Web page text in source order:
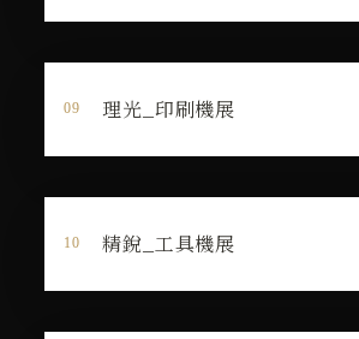
理光_印刷機展
精銳_工具機展